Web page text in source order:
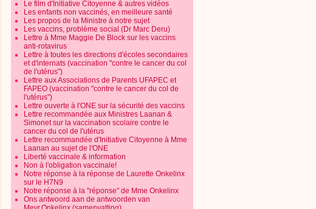
Le film d'Initiative Citoyenne & autres vidéos
Les enfants non vaccinés, en meilleure santé
Les propos de la Ministre à notre sujet
Les vaccins, problème social (Dr Marc Deru)
Lettre à Mme Maggie De Block sur les vaccins
anti-rotavirus
Lettre à toutes les directions d'écoles secondaires
et d'internats (vaccination "contre le cancer du col
de l'utérus")
Lettre aux Associations de Parents UFAPEC et
FAPEO (vaccination "contre le cancer du col de
l'utérus")
Lettre ouverte à l'ONE sur la sécurité des vaccins
Lettre recommandée aux Ministres Laanan &
Simonet sur la vaccination scolaire contre le
cancer du col de l'utérus
Lettre recommandée d'Initiative Citoyenne à Mme
Laanan au sujet de l'ONE
Liberté vaccinale & information
Non à l'obligation vaccinale!
Notre réponse à la réponse de Laurette Onkelinx
sur le H7N9
Notre réponse à la "réponse" de Mme Onkelinx
Ons antwoord aan de antwoorden van